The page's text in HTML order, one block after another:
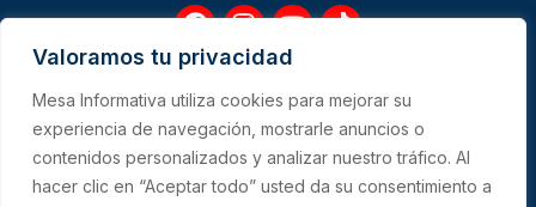
Valoramos tu privacidad
Mesa Informativa utiliza cookies para mejorar su
experiencia de navegación, mostrarle anuncios o
contenidos personalizados y analizar nuestro tráfico. Al
hacer clic en “Aceptar todo” usted da su consentimiento a
F
a
c
e
b
o
o
k
I
n
s
t
a
g
r
a
Y
o
u
t
u
b
e
T
t
o
k
CONTACTO